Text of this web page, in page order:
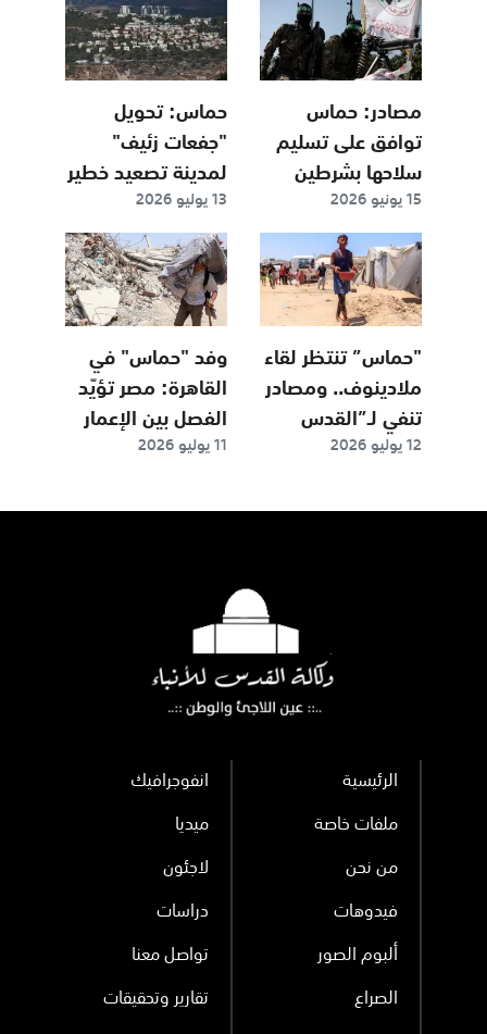
مصادر: حماس
توافق على تسليم
سلاحها بشرطين
15 يونيو 2026
حماس: تحويل
"جفعات زئيف"
لمدينة تصعيد خطير
13 يوليو 2026
"حماس” تنتظر لقاء
ملادينوف.. ومصادر
تنفي لـ”القدس
العربي” صحة
"ب"
12 يوليو 2026
وفد "حماس" في
القاهرة: مصر تؤيّد
الفصل بين الإعمار
و«نزع السلاح»
11 يوليو 2026
الرئيسية انفوجرافيك
ملفات خاصة ميديا
من نحن لاجئون
فيدوهات دراسات
ألبوم الصور تواصل معنا
الصراع تقارير وتحقيقات